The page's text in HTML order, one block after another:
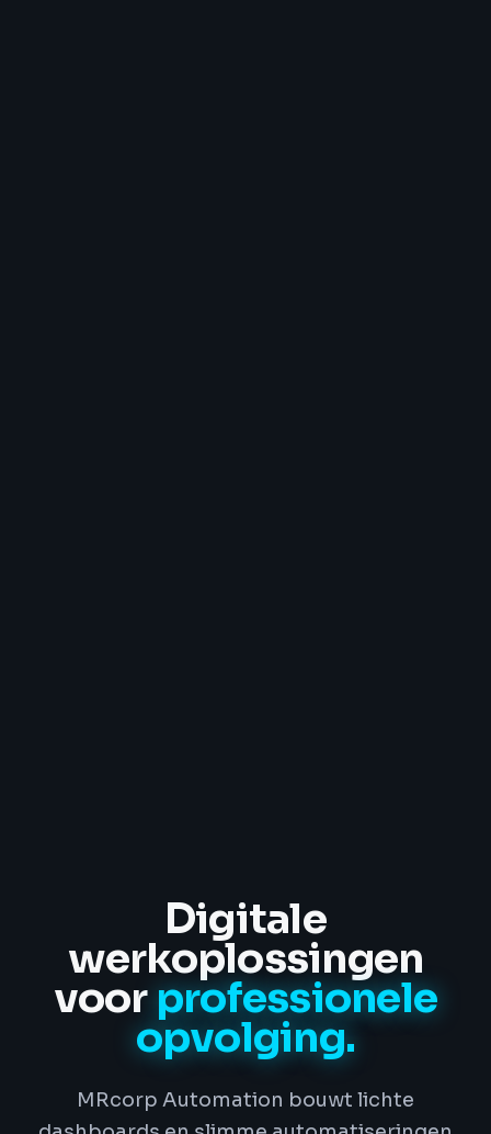
Digitale
werkoplossingen
voorprofessionele
opvolging.
MRcorp Automation bouwt lichte